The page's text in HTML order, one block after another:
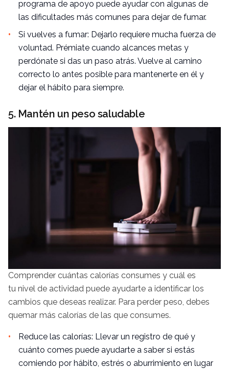
programa de apoyo puede ayudar con algunas de
las dificultades más comunes para dejar de fumar.
Si vuelves a fumar: Dejarlo requiere mucha fuerza de
voluntad. Prémiate cuando alcances metas y
perdónate si das un paso atrás. Vuelve al camino
correcto lo antes posible para mantenerte en él y
dejar el hábito para siempre.
5. Mantén un peso saludable
Comprender cuántas calorías consumes y cuál es
tu nivel de actividad puede ayudarte a identificar los
cambios que deseas realizar. Para perder peso, debes
quemar más calorías de las que consumes.
Reduce las calorías: Llevar un registro de qué y
cuánto comes puede ayudarte a saber si estás
comiendo por hábito, estrés o aburrimiento en lugar